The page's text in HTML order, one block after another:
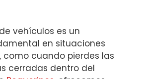
vehículos es un
en situaciones
como cuando pierdes las
cerradas dentro del